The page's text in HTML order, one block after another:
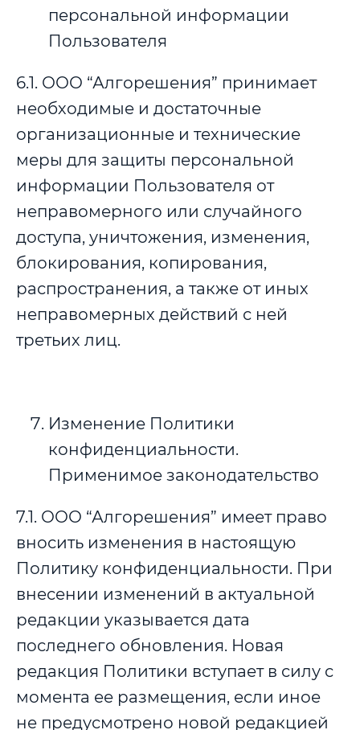
персональной информации
Пользователя
6.1. ООО “Алгорешения” принимает
необходимые и достаточные
организационные и технические
меры для защиты персональной
информации Пользователя от
неправомерного или случайного
доступа, уничтожения, изменения,
блокирования, копирования,
распространения, а также от иных
неправомерных действий с ней
третьих лиц.
Изменение Политики
конфиденциальности.
Применимое законодательство
7.1. ООО “Алгорешения” имеет право
вносить изменения в настоящую
Политику конфиденциальности. При
внесении изменений в актуальной
редакции указывается дата
последнего обновления. Новая
редакция Политики вступает в силу с
момента ее размещения, если иное
не предусмотрено новой редакцией